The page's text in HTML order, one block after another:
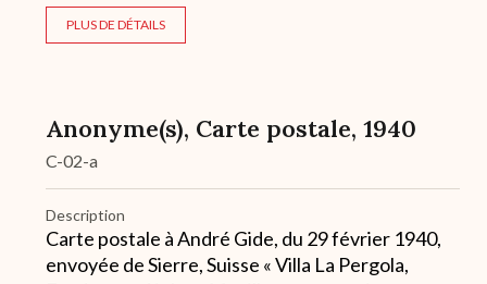
PLUS DE DÉTAILS
Anonyme(s), Carte postale, 1940
C-02-a
Description
Carte postale à André Gide, du 29 février 1940,
envoyée de Sierre, Suisse « Villa La Pergola,